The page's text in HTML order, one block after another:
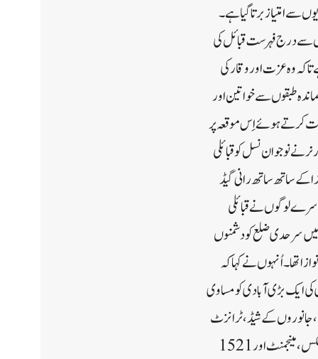
سے امتیاز برتا گیا ہے ۔
سے درج فہرست قبائل کی
تاکہ وہ عزت اور وقار کی
طبقوں سے خواتین اور
کرتے ہوئے اِس موقعہ پر
نے نوجوان نسل کو قبائلی
کے ساتھ ساتھ رانی گیڈ
دوسرے لوگوں نے قبائلی
گورنر نے پونچھ کی مالی بیگم کو بھی یاد کیا جنہوں نے 1971ء کی جنگ میں سرحدی ضلع کو دشمنوں
سے نوازا تھا۔ اُنہوں نے کہا کہ
برادری کی ایک بڑی آبادی کو مساوی
خیموں، جانوروں کے شیڈ ، ٹرانزٹ
رہائشی قیام، 8 کروڑ روپے کا قبائلی صحت منصوبہ،پیشگی تربیت کے لئے 500 نوجوانوں کا انتخاب جیسے پائلٹ، روبوٹکس، مینجمنٹ اور 1521